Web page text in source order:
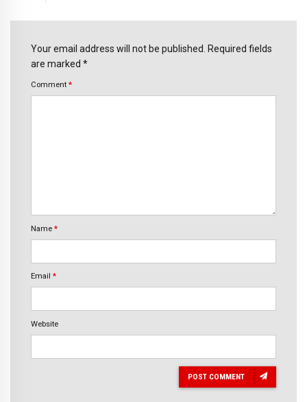
Your email address will not be published. Required fields
are marked *
Comment *
Name *
Email *
Website
POST COMMENT